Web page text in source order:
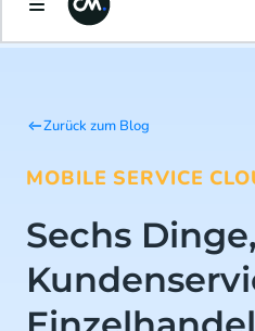
Zurück zum Blog
MOBILE SERVICE
Sechs